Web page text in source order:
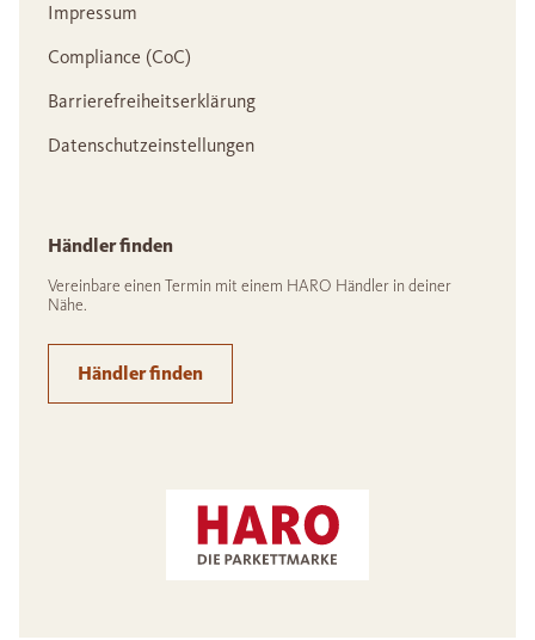
Impressum
Compliance (CoC)
Barrierefreiheitserklärung
Datenschutzeinstellungen
Händler finden
Vereinbare einen Termin mit einem HARO Händler in deiner
Nähe.
Händler finden